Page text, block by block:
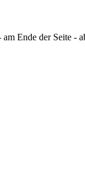
Ende der Seite -